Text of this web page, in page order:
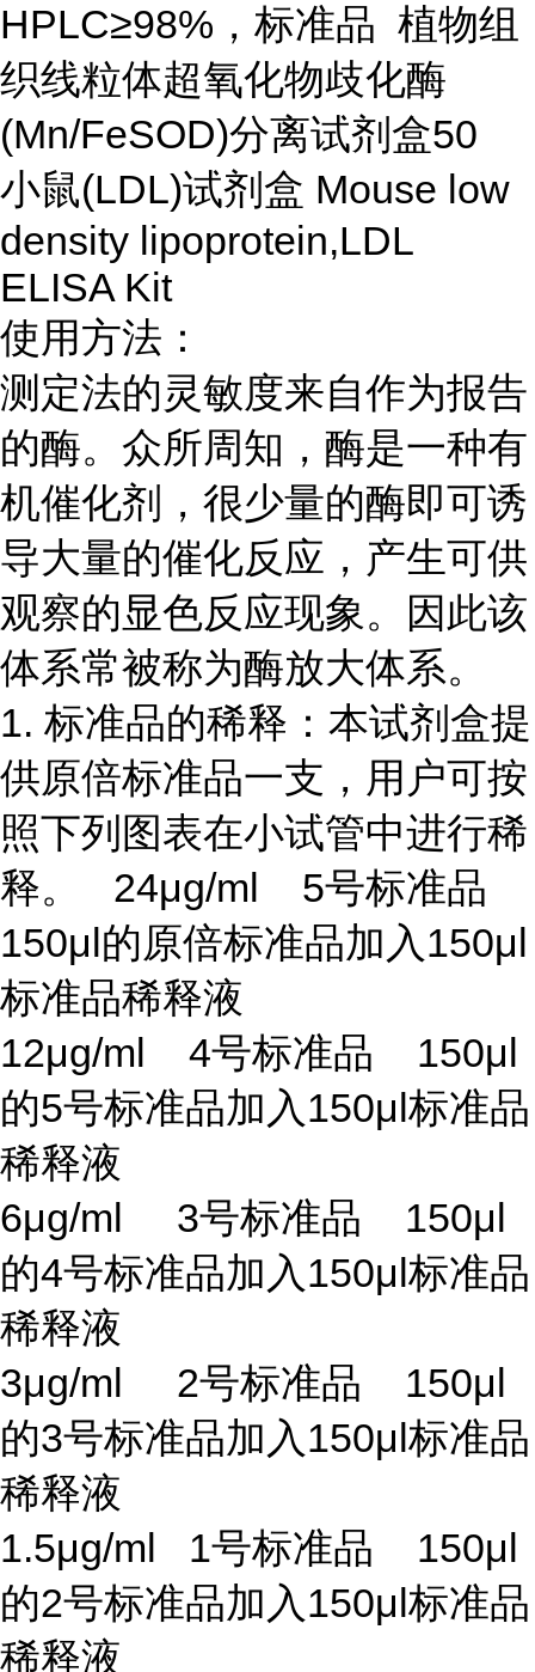
HPLC≥98%，标准品 植物组
织线粒体超氧化物歧化酶
(Mn/FeSOD)分离试剂盒50
小鼠(LDL)试剂盒 Mouse low
density lipoprotein,LDL
ELISA Kit
使用方法：
测定法的灵敏度来自作为报告
的酶。众所周知，酶是一种有
机催化剂，很少量的酶即可诱
导大量的催化反应，产生可供
观察的显色反应现象。因此该
体系常被称为酶放大体系。
1. 标准品的稀释：本试剂盒提
供原倍标准品一支，用户可按
照下列图表在小试管中进行稀
释。 24μg/ml 5号标准品
150μl的原倍标准品加入150μl
标准品稀释液
12μg/ml 4号标准品 150μl
的5号标准品加入150μl标准品
稀释液
6μg/ml 3号标准品 150μl
的4号标准品加入150μl标准品
稀释液
3μg/ml 2号标准品 150μl
的3号标准品加入150μl标准品
稀释液
1.5μg/ml 1号标准品 150μl
的2号标准品加入150μl标准品
稀释液